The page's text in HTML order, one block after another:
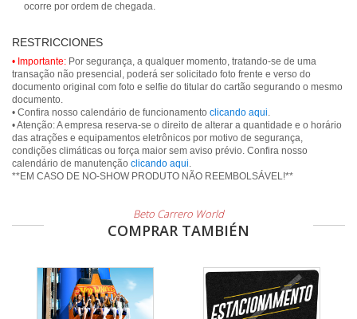
ocorre por ordem de chegada.
RESTRICCIONES
• Importante: Por segurança, a qualquer momento, tratando-se de uma
transação não presencial, poderá ser solicitado foto frente e verso do
documento original com foto e selfie do titular do cartão segurando o mesmo
documento.
• Confira nosso calendário de funcionamento clicando aqui.
• Atenção: A empresa reserva-se o direito de alterar a quantidade e o horário
das atrações e equipamentos eletrônicos por motivo de segurança,
condições climáticas ou força maior sem aviso prévio. Confira nosso
calendário de manutenção clicando aqui.
**EM CASO DE NO-SHOW PRODUTO NÃO REEMBOLSÁVEL!**
Beto Carrero World
COMPRAR TAMBIÉN